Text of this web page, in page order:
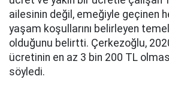
ailesinin değil, emeğiyle geçinen
yaşam koşullarını belirleyen
olduğunu belirtti. Çerkezoğlu,
ücretinin en az 3 bin 200 TL
söyledi.